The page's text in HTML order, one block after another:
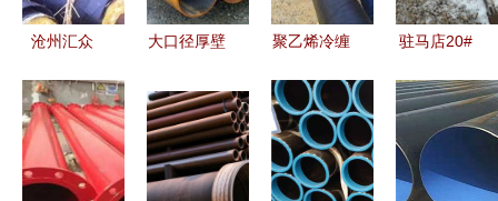
沧州汇众
管与桥式滤
水管的行业
领航者
大口径厚壁
工业领域的
坚韧脊梁
聚乙烯冷缠
钢管选择指
南 品质与
产地的理性
驻马店20#
家直销 高
清细节图与
桥式滤水管